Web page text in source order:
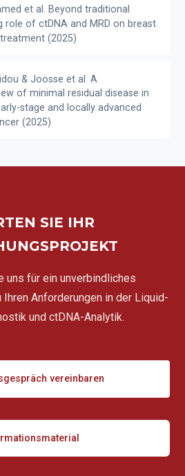
et al. Beyond traditional
role of ctDNA and MRD on breast
(2025)
& Joosse et al. A
of minimal residual disease in
stage and locally advanced
(2025)
SIE IHR
uns für ein unverbindliches
Ihren Anforderungen in der Liquid-
und ctDNA-Analytik.
vereinbaren